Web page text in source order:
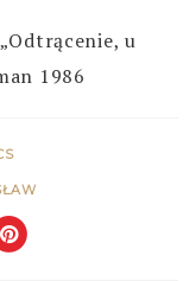
u
1986